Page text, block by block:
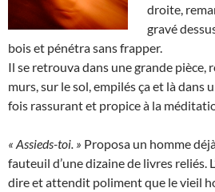
droite,
gravé
bois et pénétra sans frapper.
Il se retrouva dans une grande pièce,
murs, sur le sol, empilés ça et là dans
fois rassurant et propice à la
« Assieds-toi. » Proposa un homme
fauteuil d’une dizaine de livres reliés.
dire et attendit poliment que le vieil